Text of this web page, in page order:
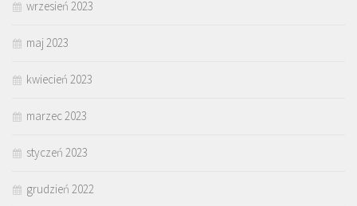
wrzesień 2023
maj 2023
kwiecień 2023
marzec 2023
styczeń 2023
grudzień 2022